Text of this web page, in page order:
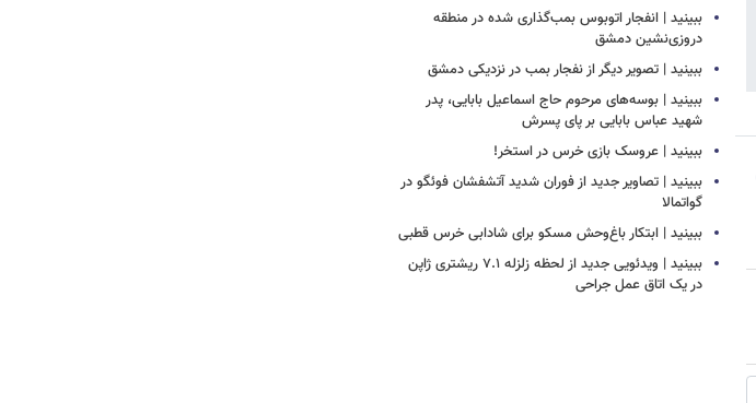
ببینید | انفجار اتوبوس بمب‌گذاری شده در منطقه
دروزی‌نشین دمشق
ببینید | تصویر دیگر از نفجار بمب در نزدیکی دمشق
ببینید | بوسه‌های مرحوم حاج اسماعیل بابایی، پدر
شهید عباس بابایی بر پای پسرش
ببینید | عروسک بازی خرس در استخر!
ببینید | تصاویر جدید از فوران شدید آتشفشان فوئگو در
گواتمالا
ببینید | ابتکار باغ‌وحش مسکو برای شادابی خرس قطبی
ببینید | ویدئویی جدید از لحظه زلزله ۷.۱ ریشتری ژاپن
در یک اتاق عمل جراحی